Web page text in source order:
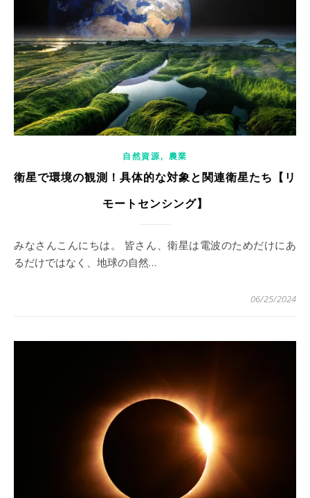
自然資源, 農業
衛星で環境の観測！具体的な対象と関連衛星たち【リ
モートセンシング】
みなさんこんにちは。 皆さん、衛星は電波のためだけにあ
るだけではなく、地球の自然…
06/25/2024